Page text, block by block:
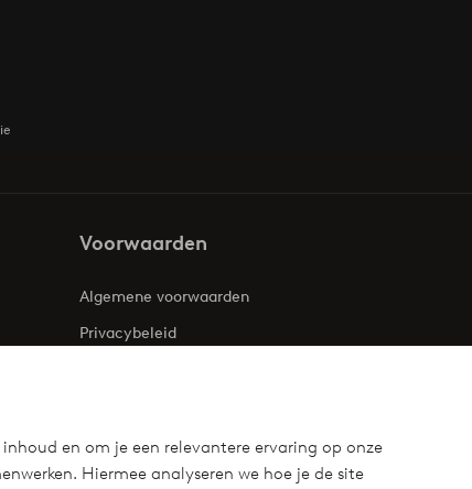
en om je een relevantere ervaring op onze
Hiermee analyseren we hoe je de site
Voorwaarden
Algemene voorwaarden
Privacybeleid